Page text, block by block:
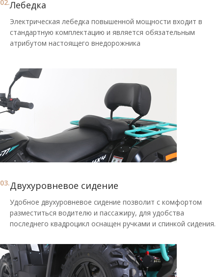
02.Лебедка
Электрическая лебедка повышенной мощности входит в
стандартную комплектацию и является обязательным
атрибутом настоящего внедорожника
03.Двухуровневое сидение
Удобное двухуровневое сидение позволит с комфортом
разместиться водителю и пассажиру, для удобства
последнего квадроцикл оснащен ручками и спинкой сидения.